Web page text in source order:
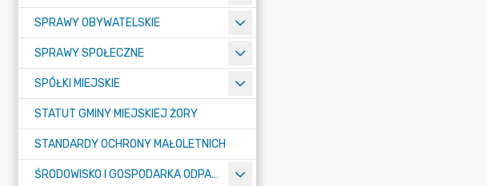
SPRAWY OBYWATELSKIE
SPRAWY SPOŁECZNE
SPÓŁKI MIEJSKIE
STATUT GMINY MIEJSKIEJ ŻORY
STANDARDY OCHRONY MAŁOLETNICH
ŚRODOWISKO I GOSPODARKA ODPADAMI